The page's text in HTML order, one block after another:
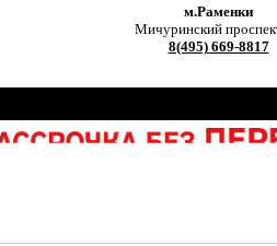
м.Раменки
Мичуринский
8(495) 669-8817